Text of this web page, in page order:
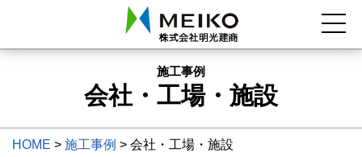
施工事例
会社・工場・施設
HOME > 施工事例 > 会社・工場・施設